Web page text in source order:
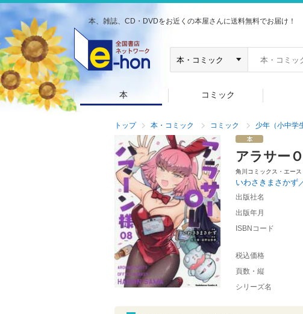
本、雑誌、CD・DVDをお近くの本屋さんに送料無料でお届け！
本 コミック
トップ 本・コミック コミック 少年（小中学
アラサー
角川コミックス・エース
いわさきまさか
出版社名
出版年月
ISBNコード
税込価格
頁数・縦
シリーズ名